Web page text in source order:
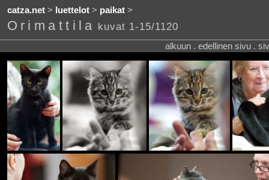
catza.net> luettelot> paikat>
Orimattila kuvat 1-15/1120
alkuun . edellinen sivu .